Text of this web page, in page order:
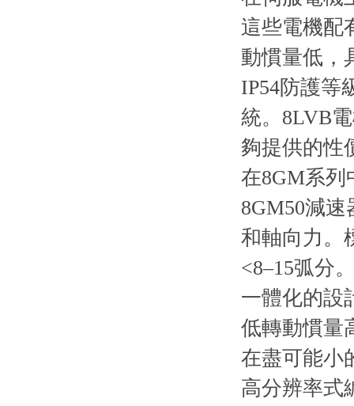
這些電機配
動慣量低
IP54防護等
統。8LVB
夠提供的性
在8GM系列
8GM50減
和軸向力
<8–15弧分。
一體化的設
低轉動慣量
在盡可能小
高分辨率式